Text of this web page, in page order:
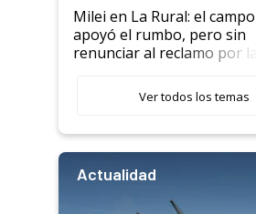
Milei en La Rural: el campo
apoyó el rumbo, pero sin
renunciar al reclamo por las
Ver todos los temas
Actualidad